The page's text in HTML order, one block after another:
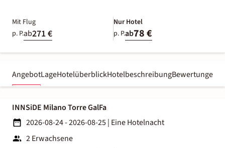
Mit Flug
p. P.ab271 €
Nur Hotel
p. P.ab78 €
AngebotLageHotelüberblickHotelbeschreibungBewertungen
INNSiDE Milano Torre GalFa
2026-08-24 - 2026-08-25| Eine Hotelnacht
2 Erwachsene